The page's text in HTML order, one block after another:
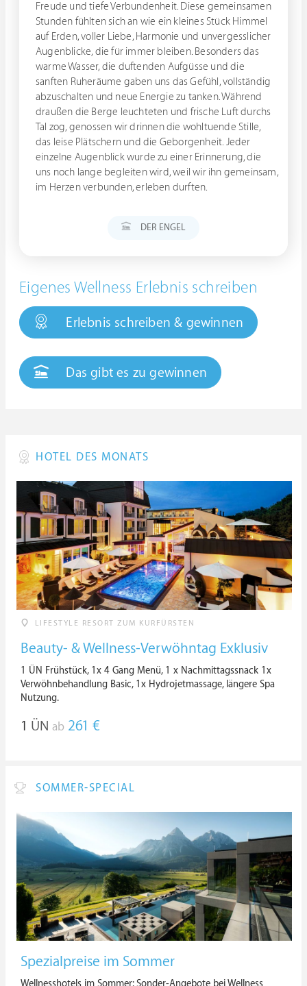
Freude und tiefe Verbundenheit. Diese gemeinsamen
Stunden fühlten sich an wie ein kleines Stück Himmel
auf Erden, voller Liebe, Harmonie und unvergesslicher
Augenblicke, die für immer bleiben. Besonders das
warme Wasser, die duftenden Aufgüsse und die
sanften Ruheräume gaben uns das Gefühl, vollständig
abzuschalten und neue Energie zu tanken. Während
draußen die Berge leuchteten und frische Luft durchs
Tal zog, genossen wir drinnen die wohltuende Stille,
das leise Plätschern und die Geborgenheit. Jeder
einzelne Augenblick wurde zu einer Erinnerung, die
uns noch lange begleiten wird, weil wir ihn gemeinsam,
im Herzen verbunden, erleben durften.
DER ENGEL
Eigenes Wellness Erlebnis schreiben
Erlebnis schreiben & gewinnen
Das gibt es zu gewinnen
HOTEL DES MONATS
LIFESTYLE RESORT ZUM KURFÜRSTEN
Beauty- & Wellness-Verwöhntag Exklusiv
1 ÜN Frühstück, 1x 4 Gang Menü, 1 x Nachmittagssnack 1x
Verwöhnbehandlung Basic, 1x Hydrojetmassage, längere Spa
Nutzung.
1 ÜN ab 261 €
SOMMER-SPECIAL
Spezialpreise im Sommer